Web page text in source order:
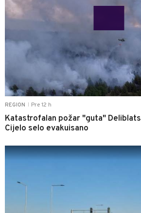
REGION Pre 12 h
Katastrofalan požar "guta"
Cijelo selo evakuisano